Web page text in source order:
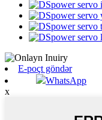
E-poçt göndər
WhatsApp
x